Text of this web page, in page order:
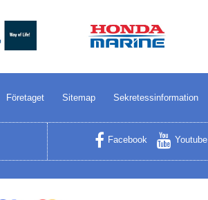
Företaget Sitemap Sekretessinformation
Facebook Youtube